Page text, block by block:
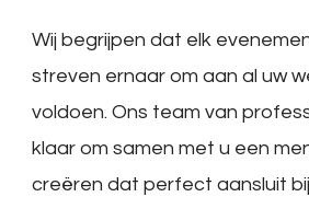
Wij begrijpen dat elk
streven ernaar om aan al uw
voldoen. Ons team van
klaar om samen met u een
creëren dat perfect aansluit